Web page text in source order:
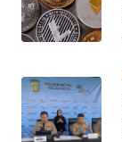
KONTAK
KAMI
INFO
IKLAN